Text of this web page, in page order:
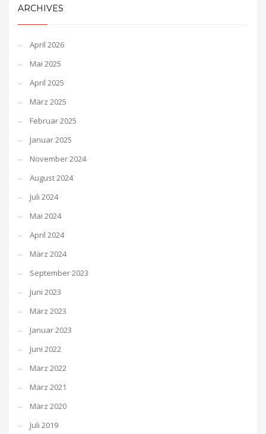
ARCHIVES
April 2026
Mai 2025
April 2025
März 2025
Februar 2025
Januar 2025
November 2024
August 2024
Juli 2024
Mai 2024
April 2024
März 2024
September 2023
Juni 2023
März 2023
Januar 2023
Juni 2022
März 2022
März 2021
März 2020
Juli 2019